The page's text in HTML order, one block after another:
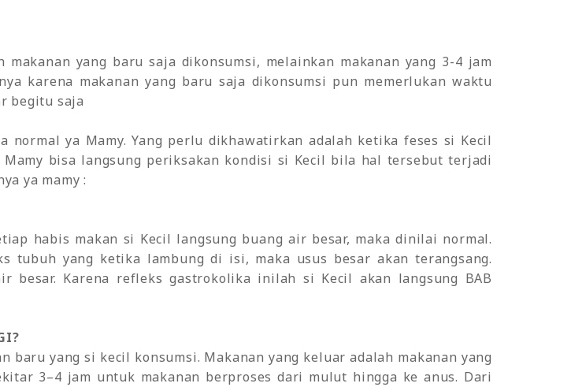
yang baru saja dikonsumsi, melainkan makanan yang 3-4 jam
karena makanan yang baru saja dikonsumsi pun memerlukan waktu
begitu saja
normal ya Mamy. Yang perlu dikhawatirkan adalah ketika feses si Kecil
bisa langsung periksakan kondisi si Kecil bila hal tersebut terjadi
ya mamy :
habis makan si Kecil langsung buang air besar, maka dinilai normal.
tubuh yang ketika lambung di isi, maka usus besar akan terangsang.
besar. Karena refleks gastrokolika inilah si Kecil akan langsung BAB
baru yang si kecil konsumsi. Makanan yang keluar adalah makanan yang
3–4 jam untuk makanan berproses dari mulut hingga ke anus. Dari